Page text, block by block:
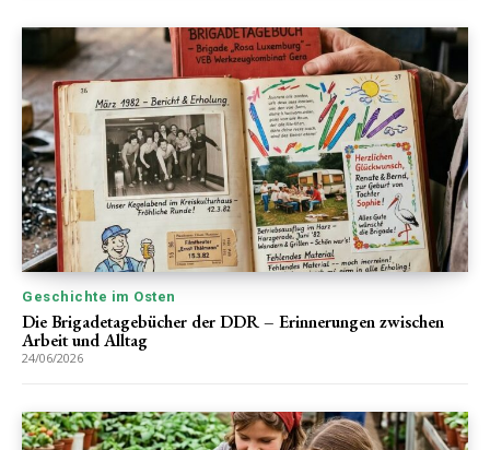
Geschichte im Osten
Die Brigadetagebücher der DDR – Erinnerungen zwischen
Arbeit und Alltag
24/06/2026